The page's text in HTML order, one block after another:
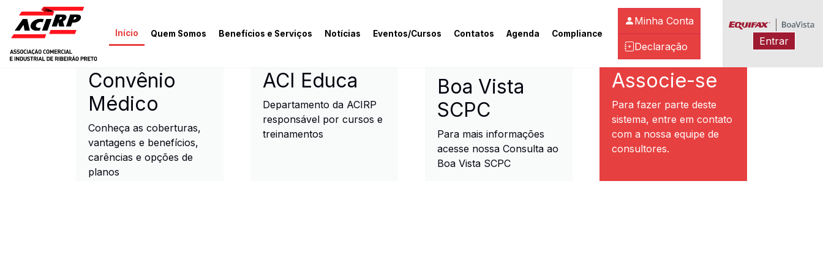
Pular para o conteúdo principal
Início Quem Somos Benefícios e Serviços Notícias Eventos/Cursos Contatos Agenda Compliance
Minha Conta
Declaração Entrar
ACIRP - Associação Comercial e Industrial de Ribeirão Preto
Convênio
Médico
Conheça as coberturas,
vantagens e benefícios,
carências e opções de
planos
ACI Educa
Departamento da ACIRP
responsável por cursos e
treinamentos
Boa Vista
SCPC
Para mais informações
acesse nossa Consulta ao
Boa Vista SCPC
Associe-se
Para fazer parte deste
sistema, entre em contato
com a nossa equipe de
consultores.